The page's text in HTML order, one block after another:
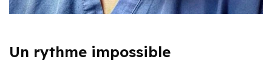
Un rythme impossible